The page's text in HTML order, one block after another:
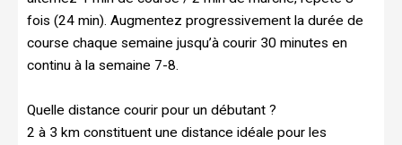
fois (24 min). Augmentez progressivement la durée de
course chaque semaine jusqu’à courir 30 minutes en
continu à la semaine 7-8.
Quelle distance courir pour un débutant ?
2 à 3 km constituent une distance idéale pour les